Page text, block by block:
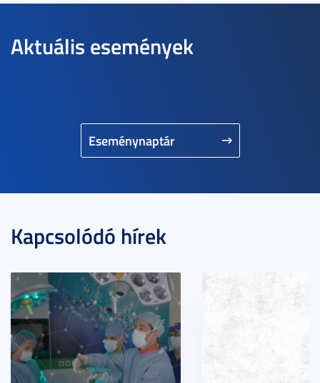
Aktuális események
Eseménynaptár
Kapcsolódó hírek